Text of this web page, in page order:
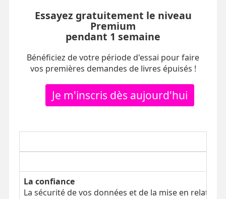
Essayez gratuitement le niveau
Premium
pendant 1 semaine
Bénéficiez de votre période d'essai pour faire
vos premières demandes de livres épuisés !
Je m'inscris dès aujourd'hui
La confiance
La sécurité de vos données et de la mise en relation